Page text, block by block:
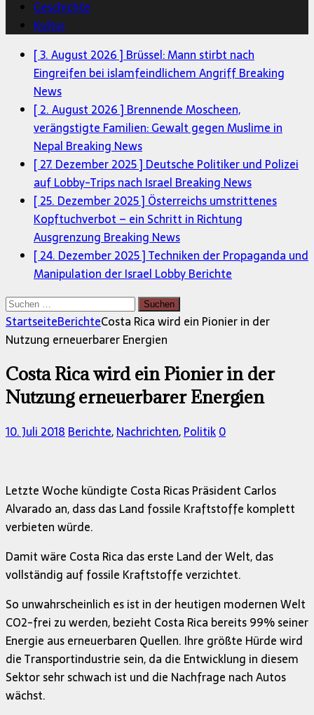
Geschichte
Kultur
[ 3. August 2026 ] Brüssel: Mann stirbt nach
Eingreifen bei islamfeindlichem AngriffBreaking
News
[ 2. August 2026 ] Brennende Moscheen,
verängstigte Familien: Gewalt gegen Muslime in
Nepal Breaking News
[ 27. Dezember 2025 ] Deutsche Politiker und Polizei
auf Lobby-Trips nach Israel Breaking News
[ 25. Dezember 2025 ] Österreichs umstrittenes
Kopftuchverbot – ein Schritt in Richtung
Ausgrenzung Breaking News
[ 24. Dezember 2025 ]Techniken der Propaganda und
Manipulation der Israel LobbyBerichte
Suchen
nach:
StartseiteBerichteCosta Rica wird ein Pionier in der
Nutzung erneuerbarer Energien
Costa Rica wird ein Pionier in der
Nutzung erneuerbarer Energien
10. Juli 2018Berichte,Nachrichten,Politik0
Letzte Woche kündigte Costa Ricas Präsident Carlos
Alvarado an, dass das Land fossile Kraftstoffe komplett
verbieten würde.
Damit wäre Costa Rica das erste Land der Welt, das
vollständig auf fossile Kraftstoffe verzichtet.
So unwahrscheinlich es ist in der heutigen modernen Welt
CO2-frei zu werden, bezieht Costa Rica bereits 99% seiner
Energie aus erneuerbaren Quellen. Ihre größte Hürde wird
die Transportindustrie sein, da die Entwicklung in diesem
Sektor sehr schwach ist und die Nachfrage nach Autos
wächst.